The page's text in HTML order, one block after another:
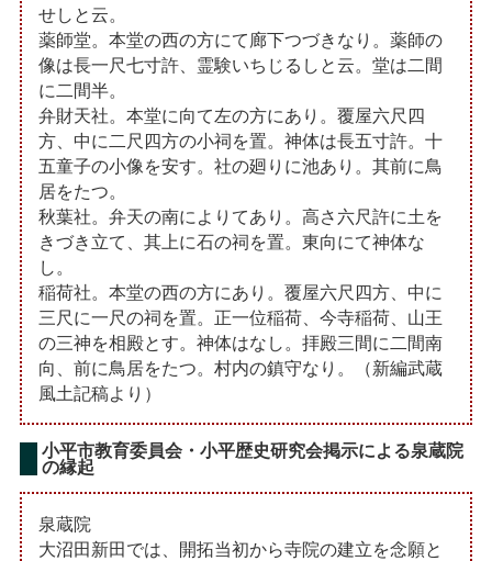
せしと云。
薬師堂。本堂の西の方にて廊下つづきなり。薬師の
像は長一尺七寸許、霊験いちじるしと云。堂は二間
に二間半。
弁財天社。本堂に向て左の方にあり。覆屋六尺四
方、中に二尺四方の小祠を置。神体は長五寸許。十
五童子の小像を安す。社の廻りに池あり。其前に鳥
居をたつ。
秋葉社。弁天の南によりてあり。高さ六尺許に土を
きづき立て、其上に石の祠を置。東向にて神体な
し。
稲荷社。本堂の西の方にあり。覆屋六尺四方、中に
三尺に一尺の祠を置。正一位稲荷、今寺稲荷、山王
の三神を相殿とす。神体はなし。拝殿三間に二間南
向、前に鳥居をたつ。村内の鎮守なり。（新編武蔵
風土記稿より）
小平市教育委員会・小平歴史研究会掲示による泉蔵院
の縁起
泉蔵院
大沼田新田では、開拓当初から寺院の建立を念願と